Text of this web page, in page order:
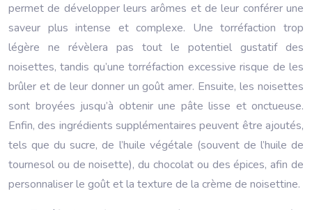
permet de développer leurs arômes et de leur conférer une
saveur plus intense et complexe. Une torréfaction trop
légère ne révèlera pas tout le potentiel gustatif des
noisettes, tandis qu’une torréfaction excessive risque de les
brûler et de leur donner un goût amer. Ensuite, les noisettes
sont broyées jusqu’à obtenir une pâte lisse et onctueuse.
Enfin, des ingrédients supplémentaires peuvent être ajoutés,
tels que du sucre, de l’huile végétale (souvent de l’huile de
tournesol ou de noisette), du chocolat ou des épices, afin de
personnaliser le goût et la texture de la crème de noisettine.